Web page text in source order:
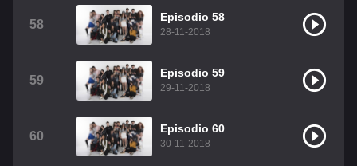
58
Episodio 58
28-11-2018
59
Episodio 59
29-11-2018
60
Episodio 60
30-11-2018